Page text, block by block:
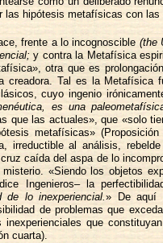
las hipótesis metafísicas con
frente a lo incognoscible (the
y contra la Metafísica
otra que es
creadora. Tal es la
cuyo ingenio
es una
que las actuales», que «solo
metafísicas»
irreductible al análisis,
caída del aspa de lo
«Siendo los objetos
Ingenieros– la
de lo inexperiencial.» De aquí
de problemas que
inexperienciales que
cuarta).